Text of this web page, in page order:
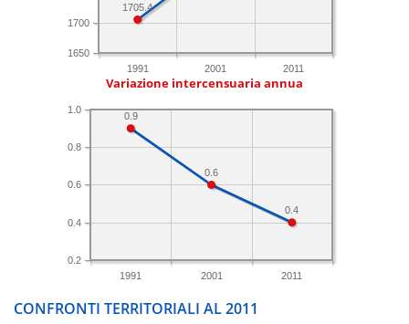
1991 2001 2011
1650
1700
1705.4
Variazione intercensuaria annua
1991 2001 2011
0.2
0.4
0.6
0.8
1.0
0.4
0.6
0.9
CONFRONTI TERRITORIALI AL 2011